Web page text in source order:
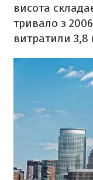
висота
тривало з 2006
витратили 3,8